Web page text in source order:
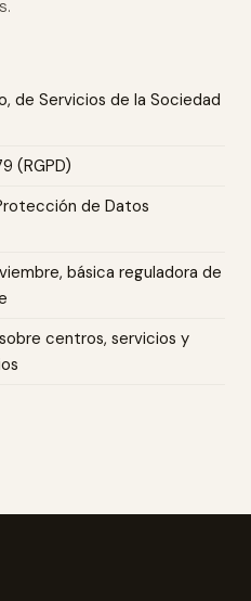
de Servicios de la Sociedad
(RGPD)
de Datos
básica reguladora de
centros, servicios y